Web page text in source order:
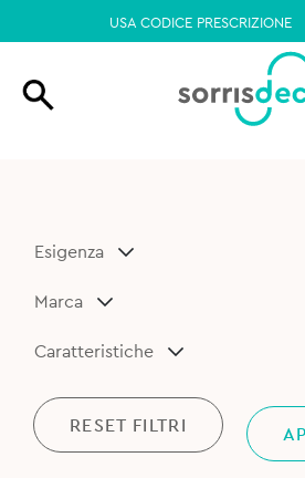
USA CODICE PRESCRIZIONE
Esigenza
Marca
Caratteristiche
RESET FILTRI